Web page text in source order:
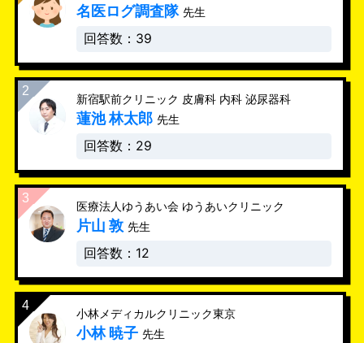
名医ログ調査隊 先生
回答数：39
新宿駅前クリニック 皮膚科 内科 泌尿器科
蓮池 林太郎 先生
回答数：29
医療法人ゆうあい会 ゆうあいクリニック
片山 敦 先生
回答数：12
小林メディカルクリニック東京
小林 暁子 先生